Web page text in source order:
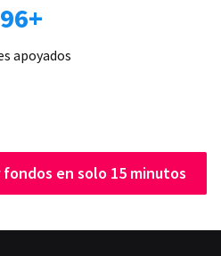
96+
apoyados
fondos en solo 15 minutos